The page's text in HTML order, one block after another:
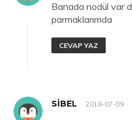
Banada nodül var
parmaklarımda
CEVAP YAZ
SIBEL 2018-07-09